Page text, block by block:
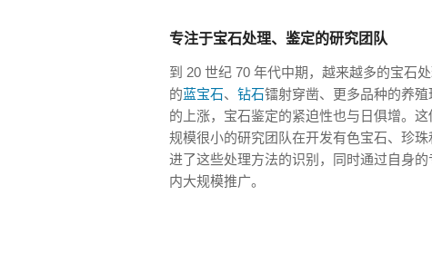
专注于宝石处理、鉴定的研究团队
到 20 世纪 70 年代中期，越来越多的宝石
的蓝宝石、 钻石镭射穿凿、更多品种的养
的上涨，宝石鉴定的紧迫性也与日俱增。
规模很小的研究团队在开发有色宝石、珍
进了这些处理方法的识别，同时通过自身的
内大规模推广。